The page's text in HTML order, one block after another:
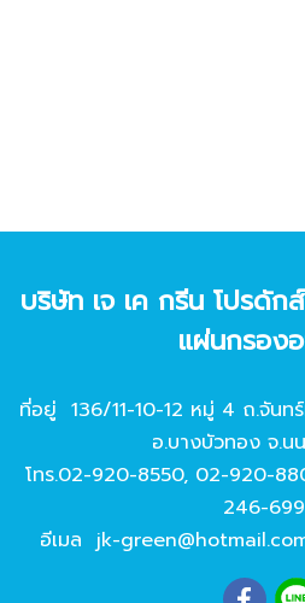
บริษัท เจ เค กรีน โปรดั
แผ่นกรอง
ที่อยู่ 136/11-10-12 หมู่ 4 ถ.จัน
อ.บางบัวทอง จ.นน
โทร.02-920-8550, 02-920-
246-
อีเมล jk-